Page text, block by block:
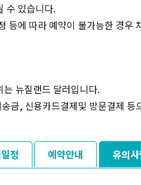
수 있습니다.
등에 따라 예약이 불가능한 경우
는 뉴질랜드 달러입니다.
금, 신용카드결제및 방문결제 등
정 예약안내 유의